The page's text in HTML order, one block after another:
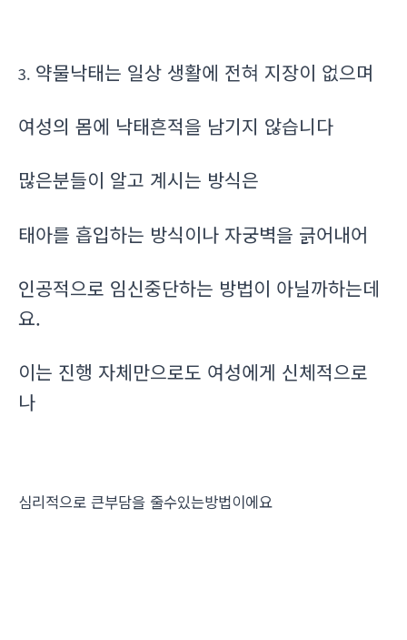
3. 약물낙태는 일상 생활에 전혀 지장이 없으며
여성의 몸에 낙태흔적을 남기지 않습니다
많은분들이 알고 계시는 방식은
태아를 흡입하는 방식이나 자궁벽을 긁어내어
인공적으로 임신중단하는 방법이 아닐까하는데
요.
이는 진행 자체만으로도 여성에게 신체적으로
나
심리적으로 큰부담을 줄수있는방법이에요